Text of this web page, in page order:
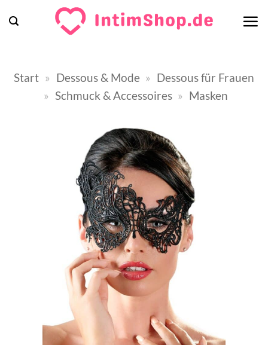
Inhalt
Start » Dessous & Mode » Dessous für Frauen
» Schmuck & Accessoires » Masken